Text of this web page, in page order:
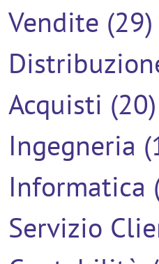
Vendite (29)
Acquisti (20)
Ingegneria
Informatica
Servizio